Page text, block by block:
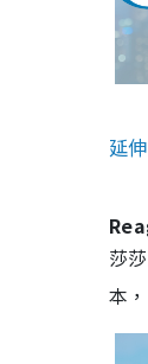
延
莎
本